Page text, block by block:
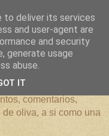
comentarios,
oliva, a si como una
to deliver its services
and user-agent are
and security
generate usage
abuse.
IT